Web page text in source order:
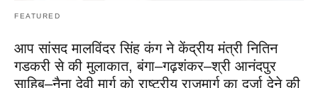
FEATURED
आप सांसद मालविंदर सिंह कंग ने केंद्रीय मंत्री नितिन
गडकरी से की मुलाकात, बंगा–गढ़शंकर–श्री आनंदपुर
साहिब–नैना देवी मार्ग को राष्ट्रीय राजमार्ग का दर्जा देने की